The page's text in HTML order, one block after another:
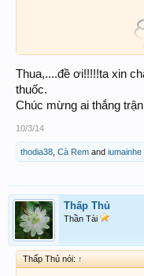
Thua,....đề ơi!!!!!ta xin
thuốc.
Chúc mừng ai thắng
10/3/14
thodia38 Cà Rem and iumainhe
Thấp Thủ
Thần Tài
Thấp Thủ nói: ↑